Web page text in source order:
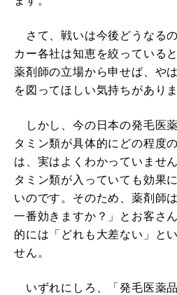
さて、戦いは今後どうなる
カー各社は知恵を絞っている
薬剤師の立場から申せば、や
を図ってほしい気持ちがありま
しかし、今の日本の発毛医
タミン類が具体的にどの程度
は、実はよくわかっていませ
タミン類が入っていても効果
いのです。そのため、薬剤師
一番効きますか？」とお客さ
的には「どれも大差ない」と
せん。
いずれにしろ、「発毛医薬